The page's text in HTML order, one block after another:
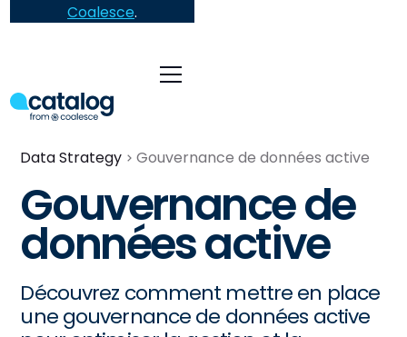
Coalesce.
Data Strategy Gouvernance de données active
Gouvernance de
données active
Découvrez comment mettre en place
une gouvernance de données active